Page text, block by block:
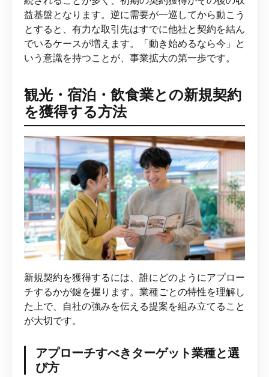
益基盤となります。逆に需要が一巡してから動こう
とすると、有力な取引先はすでに他社と契約を結ん
でいるケースが増えます。「動き始めるなら今」と
いう意識を持つことが、事業拡大の第一歩です。
観光・宿泊・飲食業との新規契約
を獲得する方法
新規契約を獲得するには、誰にどのようにアプロー
チするかが鍵を握ります。業種ごとの特性を理解し
た上で、自社の強みを伝える提案を組み立てること
が大切です。
アプローチすべきターゲット業種と選
び方